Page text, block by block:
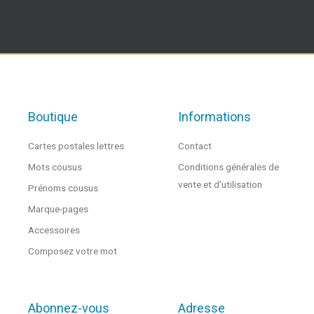
Boutique
Cartes postales lettres
Mots cousus
Prénoms cousus
Marque-pages
Accessoires
Composez votre mot
Informations
Contact
Conditions générales de
vente et d'utilisation
Abonnez-vous Adresse